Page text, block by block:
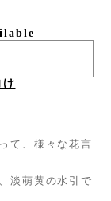
け
て、様々な花言
淡萌黄の水引で